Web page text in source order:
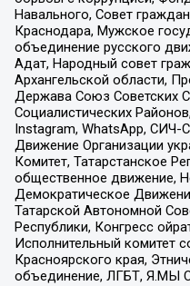
Навального, Совет
Краснодара, Мужское
объединение русского
Адат, Народный совет
Архангельской области,
Держава Союз Советских
Социалистических
Instagram, WhatsApp, СИЧ-
Движение Организации
Комитет, Татарстанское
общественное движение,
Демократическое
Татарской Автономной
Республики, Конгресс
Исполнительный комитет
Красноярского края,
объединение, ЛГБТ, Я.МЫ